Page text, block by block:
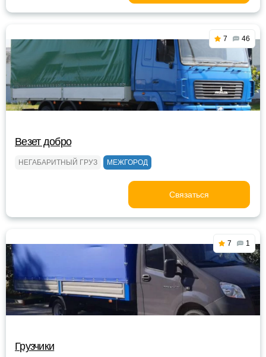
7 46
Везет добро
НЕГАБАРИТНЫЙ ГРУЗ МЕЖГОРОД
Связаться
7 1
Грузчики